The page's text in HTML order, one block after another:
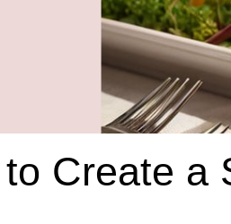
Create a